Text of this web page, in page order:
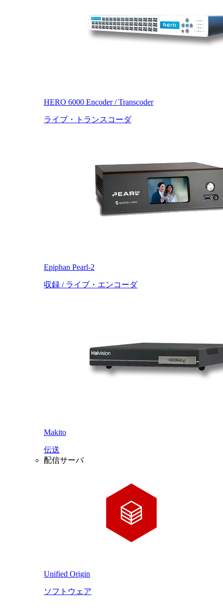
HERO 6000 Encoder / Transcoder
ライブ・トランスコーダ
Epiphan Pearl-2
収録 / ライブ・エンコーダ
Makito
伝送
配信サーバ
Unified Origin
ソフトウェア